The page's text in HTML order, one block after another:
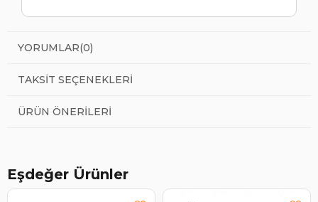
YORUMLAR(0)
TAKSIT SEÇENEKLERI
ÜRÜN ÖNERILERI
Eşdeğer Ürünler